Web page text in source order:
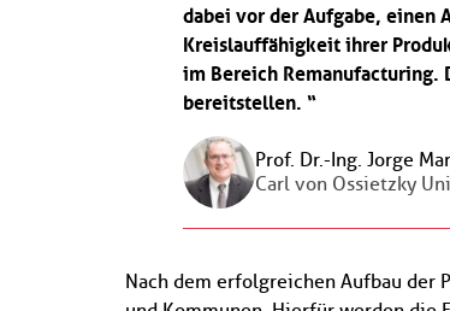
dabei vor der Aufgabe, einen
Kreislauffähigkeit ihrer
im Bereich Remanufacturing.
bereitstellen.
Prof. Dr.-Ing. Jorge
Carl von Ossietzky
Nach dem erfolgreichen Aufbau der